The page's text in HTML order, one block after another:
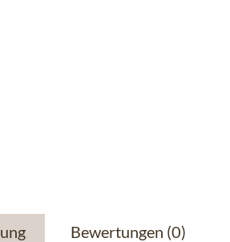
Bewertungen (0)